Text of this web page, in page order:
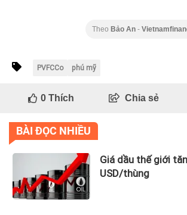
Theo Bảo An -
PVFCCo phú mỹ
0Thích Chia sẻ
BÀI ĐỌC NHIỀU
Giá dầu thế giới
USD/thùng